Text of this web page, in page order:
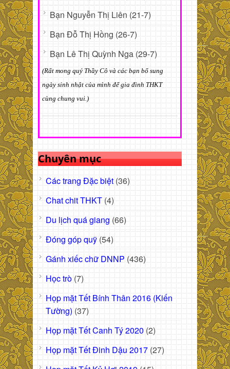
Bạn Nguyễn Thị Liên (21-7)
Bạn Đỗ Thị Hồng (26-7)
Bạn Lê Thị Quỳnh Nga (29-7)
(Rất mong quý Thầy Cô và các bạn bổ sung
ngày sinh nhật của mình để gia đình THKT
cùng chung vui.)
Chuyên mục
Các trang Đặc biệt (36)
Chat chit THKT (4)
Du lịch quá giang (66)
Đóng góp quỹ (54)
Gánh xiếc chữ DNNP (436)
Học trò (7)
Họp mặt Tết Bính Thân 2016 (Kiến
Tường) (37)
Họp mặt Tết Canh Tý 2020 (2)
Họp mặt Tết Đinh Dậu 2017 (27)